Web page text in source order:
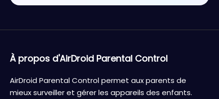
À propos d'AirDroid Parental Control
AirDroid Parental Control permet aux parents de
mieux surveiller et gérer les appareils des enfants.